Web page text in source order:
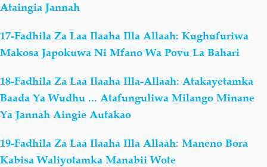
Ataingia Jannah
17-Fadhila Za Laa Ilaaha Illa Allaah: Kughufuriwa
Makosa Japokuwa Ni Mfano Wa Povu La Bahari
18-Fadhila Za Laa Ilaaha Illa-Allaah: Atakayetamka
Baada Ya Wudhu ... Atafunguliwa Milango Minane
Ya Jannah Aingie Autakao
19-Fadhila Za Laa Ilaaha Illa Allaah: Maneno Bora
Kabisa Waliyotamka Manabii Wote